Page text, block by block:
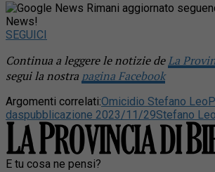
Rimani aggiornato
News!
SEGUICI
Continua a leggere le notizie deLa
segui la nostra pagina Facebook
Argomenti correlati:Omicidio Stefano Leo
daspubblicazione 2023/11/29Stefano Leo
E tu cosa ne pensi?